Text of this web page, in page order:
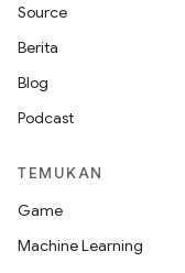
Source
Berita
Blog
Podcast
TEMUKAN
Game
Machine Learning